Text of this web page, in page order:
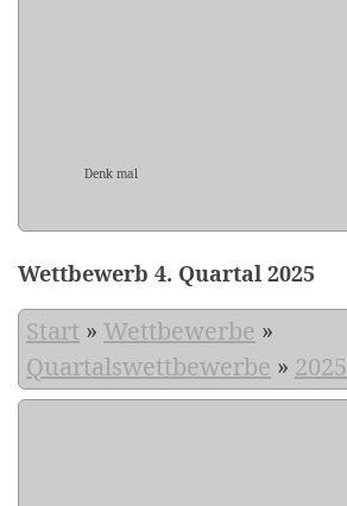
Denk mal
Wettbewerb 4. Quartal 2025
Start » Wettbewerbe »
Quartalswettbewerbe » 2025